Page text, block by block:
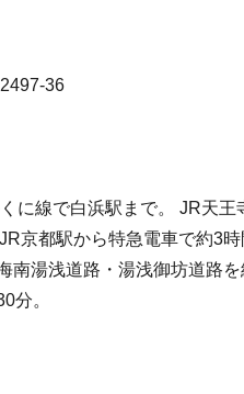
36
に線で白浜駅まで。 JR天王
京都駅から特急電車で約3時
南湯浅道路・湯浅御坊道路
分。